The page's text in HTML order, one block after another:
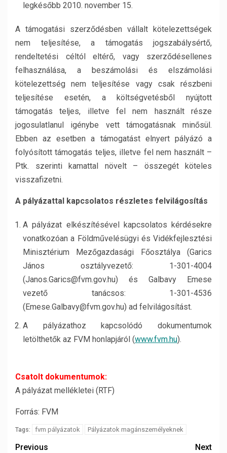
legkésőbb 2010. november 15.
A támogatási szerződésben vállalt kötelezettségek
nem teljesítése, a támogatás jogszabálysértő,
rendeltetési céltól eltérő, vagy szerződésellenes
felhasználása, a beszámolási és elszámolási
kötelezettség nem teljesítése vagy csak részbeni
teljesítése esetén, a költségvetésből nyújtott
támogatás teljes, illetve fel nem használt része
jogosulatlanul igénybe vett támogatásnak minősül.
Ebben az esetben a támogatást elnyert pályázó a
folyósított támogatás teljes, illetve fel nem használt –
Ptk. szerinti kamattal növelt – összegét köteles
visszafizetni.
A pályázattal kapcsolatos részletes felvilágosítás
A pályázat elkészítésével kapcsolatos kérdésekre
vonatkozóan a Földművelésügyi és Vidékfejlesztési
Minisztérium Mezőgazdasági Főosztálya (Garics
János osztályvezető: 1-301-4004
(Janos.Garics@fvm.gov.hu) és Galbavy Emese
vezető tanácsos: 1-301-4536
(Emese.Galbavy@fvm.gov.hu) ad felvilágosítást.
A pályázathoz kapcsolódó dokumentumok
letölthetők az FVM honlapjáról (www.fvm.hu).
Csatolt dokumentumok:
A pályázat mellékletei (RTF)
Forrás: FVM
Tags: fvm pályázatok Pályázatok magánszemélyeknek
Previous
Next